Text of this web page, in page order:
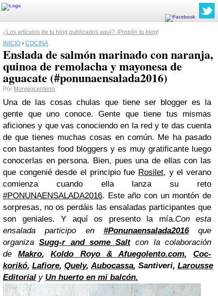
¿Los artículos de tu blog publicados aquí? ¡Propón tu blog!
INICIO › COCINA
Enslada de salmón marinado con naranja,
quinoa de remolacha y mayonesa de
aguacate (#ponunaensalada2016)
Por Moniegcenteno
Una de las cosas chulas que tiene ser blogger es la
gente que uno conoce. Gente que tiene tus mismas
aficiones y que vas conociendo en la red y te das cuenta
de que tienes muchas cosas en común. Me ha pasado
con bastantes food bloggers y es muy gratificante luego
conocerlas en persona. Bien, pues una de ellas con las
que congenié desde el principio fue Rosilet, y el verano
comienza cuando ella lanza su reto
#PONUNAENSALADA2016. Este año con un montón de
sorpresas, no os perdáis las ensaladas participantes que
son geniales. Y aquí os presento la mía.Con esta
ensalada participo en #Ponunaensalada2016que
organizaSugg-r and some Saltcon la colaboración
deMakro,Koldo Royo & Afuegolento.com,Coc-
korikó, Lafiore, Quely,Aubocassa, Santiveri, Larousse
Editorial y Un huerto en mi balcón.